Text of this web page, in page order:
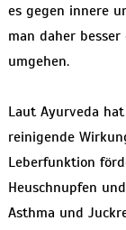
es gegen innere
man daher
umgehen.
Laut Ayurveda
reinigende
Leberfunktion
Heuschnupfen
Asthma und